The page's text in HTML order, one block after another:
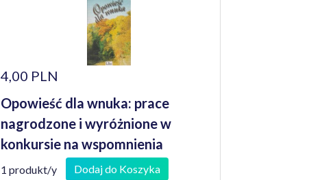
4,00 PLN
Opowieść dla wnuka: prace
nagrodzone i wyróżnione w
konkursie na wspomnienia
seniorów
1 produkt/y Dodaj do Koszyka